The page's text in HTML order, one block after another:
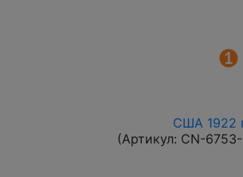
США 1922
(Артикул: CN-